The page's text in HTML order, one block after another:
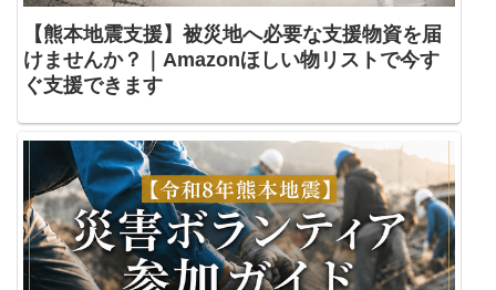
【熊本地震支援】被災地へ必要な支援物資を届
けませんか？｜Amazonほしい物リストで今す
ぐ支援できます